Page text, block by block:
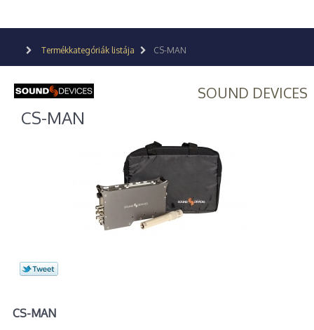
Termékkategóriák listája CS-MAN
SOUND DEVICES
CS-MAN
CS-MAN